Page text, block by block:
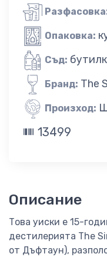
Опаковка:
Съд:
Бранд: The
Произход:
13499
Описание
Това уиски е 15-
дестилерията The
от Дъфтаун),